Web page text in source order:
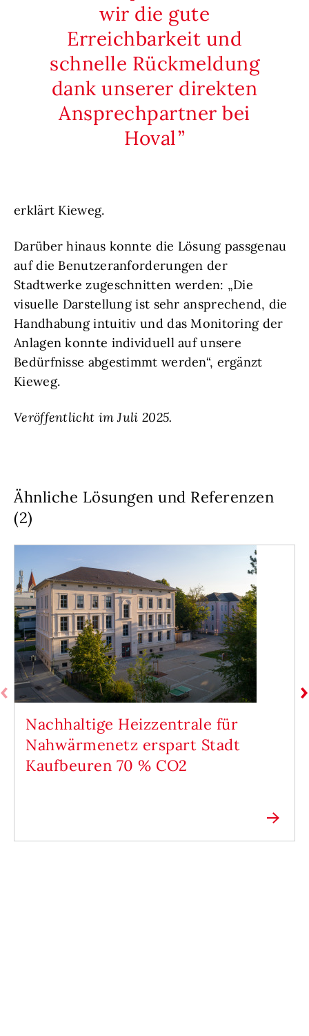
wir die gute
Erreichbarkeit und
schnelle Rückmeldung
dank unserer direkten
Ansprechpartner bei
Hoval
erklärt Kieweg.
Darüber hinaus konnte die Lösung passgenau
auf die Benutzeranforderungen der
Stadtwerke zugeschnitten werden: „Die
visuelle Darstellung ist sehr ansprechend, die
Handhabung intuitiv und das Monitoring der
Anlagen konnte individuell auf unsere
Bedürfnisse abgestimmt werden“, ergänzt
Kieweg.
Veröffentlicht im Juli 2025.
Ähnliche Lösungen und Referenzen
(2)
Nachhaltige Heizzentrale für
Nahwärmenetz erspart Stadt
Kaufbeuren 70 % CO2